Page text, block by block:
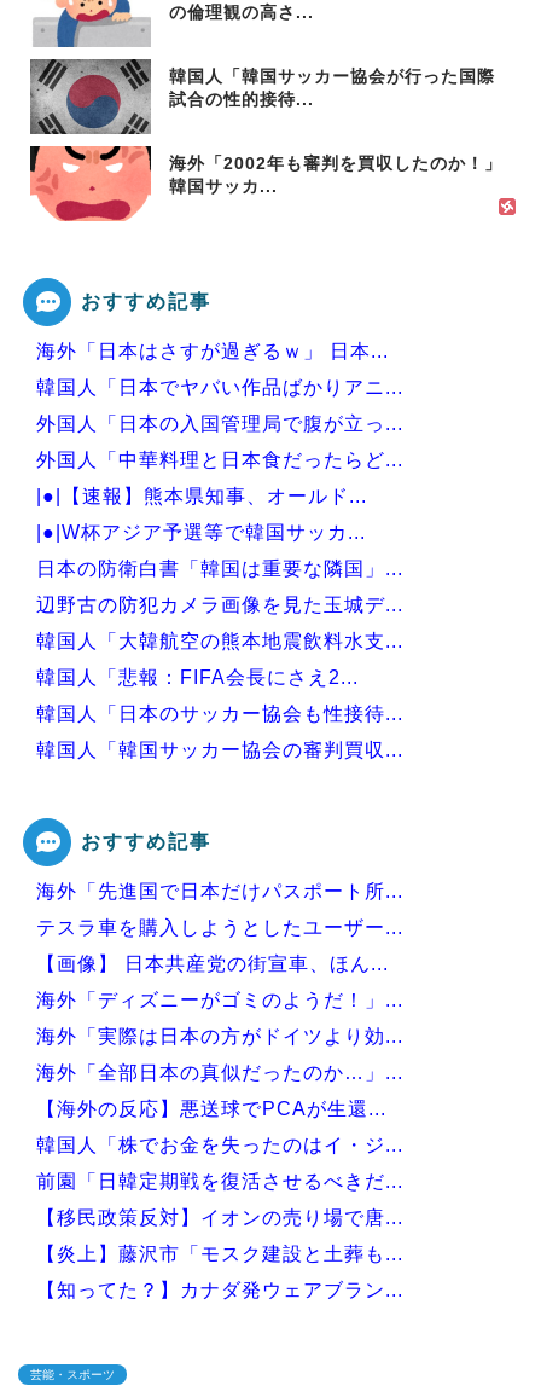
の倫理観の高さ...
韓国人「韓国サッカー協会が行った国際
試合の性的接待...
海外「2002年も審判を買収したのか！」
韓国サッカ...
おすすめ記事
海外「日本はさすが過ぎるｗ」 日本...
韓国人「日本でヤバい作品ばかりアニ...
外国人「日本の入国管理局で腹が立っ...
外国人「中華料理と日本食だったらど...
|●|【速報】熊本県知事、オールド...
|●|W杯アジア予選等で韓国サッカ...
日本の防衛白書「韓国は重要な隣国」...
辺野古の防犯カメラ画像を見た玉城デ...
韓国人「大韓航空の熊本地震飲料水支...
韓国人「悲報：FIFA会長にさえ2...
韓国人「日本のサッカー協会も性接待...
韓国人「韓国サッカー協会の審判買収...
Powered by livedoor 相互RSS
おすすめ記事
海外「先進国で日本だけパスポート所...
テスラ車を購入しようとしたユーザー...
【画像】 日本共産党の街宣車、ほん...
海外「ディズニーがゴミのようだ！」...
海外「実際は日本の方がドイツより効...
海外「全部日本の真似だったのか…」...
【海外の反応】悪送球でPCAが生還...
韓国人「株でお金を失ったのはイ・ジ...
前園「日韓定期戦を復活させるべきだ...
【移民政策反対】イオンの売り場で唐...
【炎上】藤沢市「モスク建設と土葬も...
【知ってた？】カナダ発ウェアブラン...
芸能・スポーツ